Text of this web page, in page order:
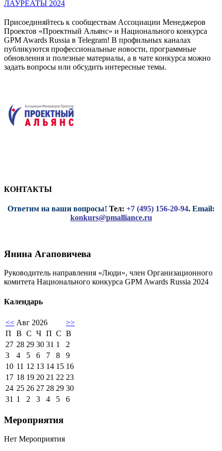
ЛАУРЕАТЫ 2024
Присоединяйтесь к сообществам Ассоциации Менеджеров
Проектов «Проектный Альянс» и Национального конкурса
GPM Awards Russia в Telegram! В профильных каналах
публикуются профессиональные новости, программные
обновления и полезные материалы, а в чате конкурса можно
задать вопросы или обсудить интересные темы.
КОНТАКТЫ
Ответим на ваши вопросы! Тел: +7 (495) 156-20-94. Email:
konkurs@pmalliance.ru
Янина Агаповичева
Руководитель направления «Люди», член Организационного
комитета Национального конкурса GPM Awards Russia 2024
Календарь
<< Авг 2026
>>
П
В С Ч П С В
27 28 29 30 31 1
2
3
4 5 6 7 8
9
10 11 12 13 14 15 16
17 18 19 20 21 22 23
24 25 26 27 28 29 30
31 1 2 3 4 5 6
Мероприятия
Нет Мероприятия